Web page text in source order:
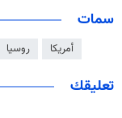
سمات
أمريكا روسيا
تعليقك